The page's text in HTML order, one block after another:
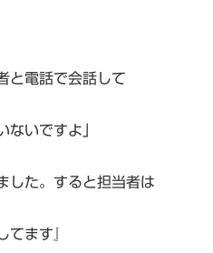
と電話で会話して
ないですよ」
した。すると担当者は
てます』